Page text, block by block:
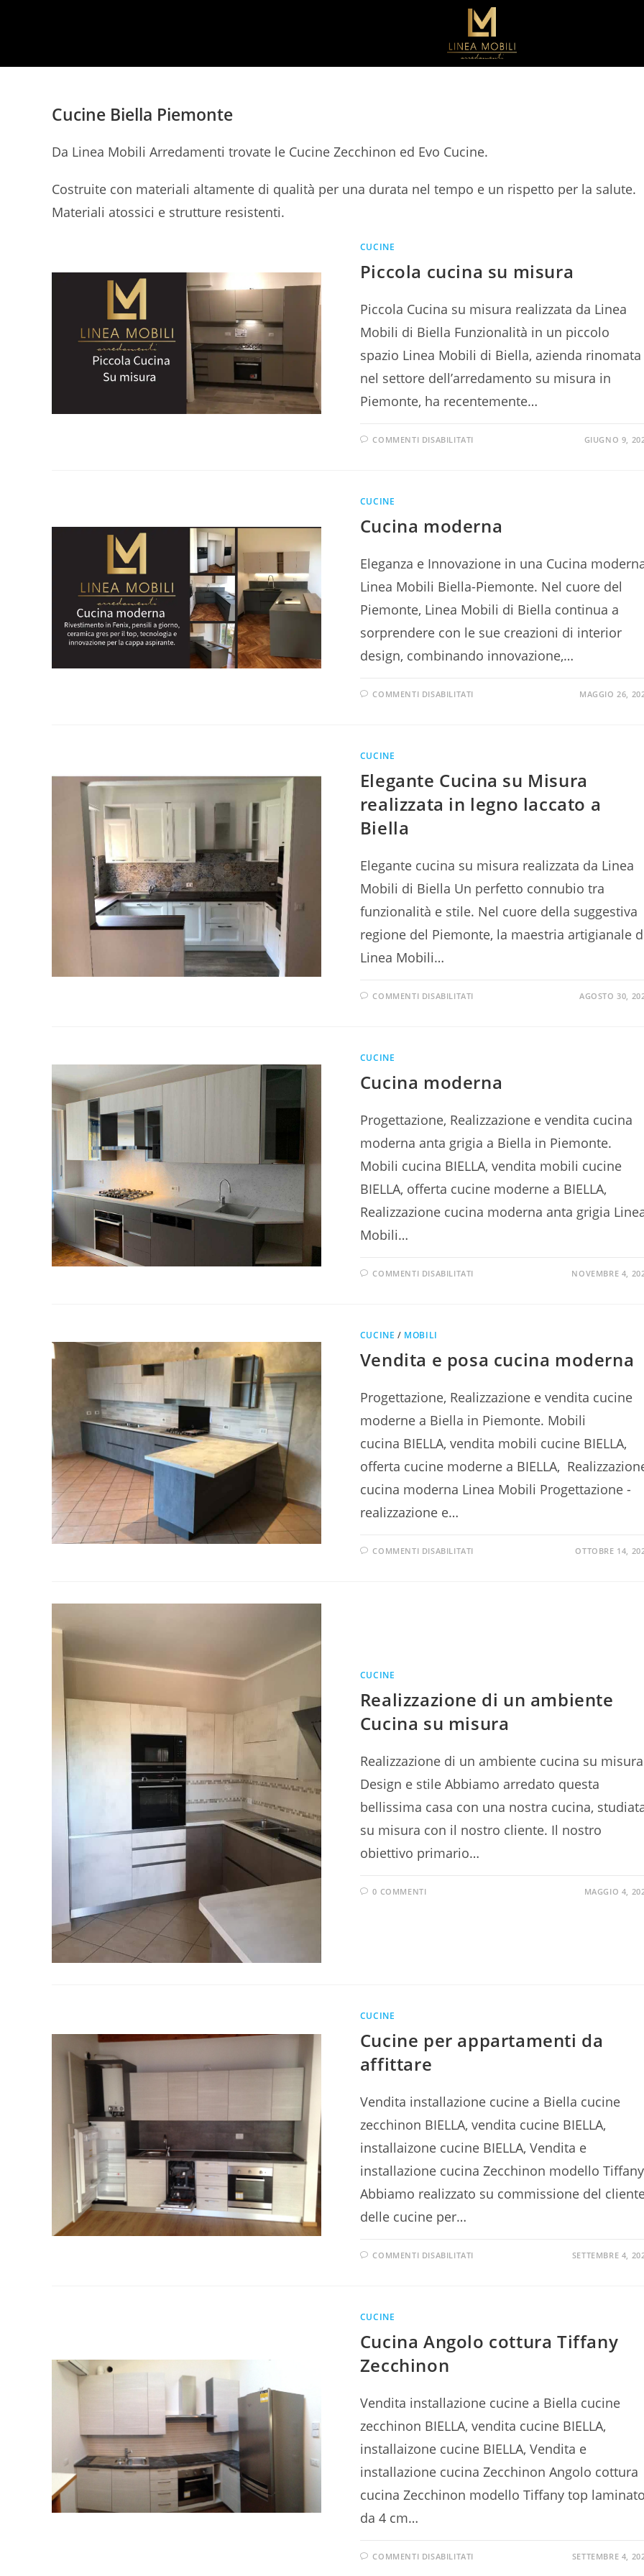
Cucine Biella Piemonte
Da Linea Mobili Arredamenti trovate le Cucine Zecchinon ed Evo Cucine.
Costruite con materiali altamente di qualità per una durata nel tempo e un rispetto per la salute.
Materiali atossici e strutture resistenti.
CUCINE
Piccola cucina su misura
Piccola Cucina su misura realizzata da Linea
Mobili di Biella Funzionalità in un piccolo
spazio Linea Mobili di Biella, azienda rinomata
nel settore dell’arredamento su misura in
Piemonte, ha recentemente…
COMMENTI DISABILITATI GIUGNO 9,
CUCINE
Cucina moderna
Eleganza e Innovazione in una Cucina
Linea Mobili Biella-Piemonte. Nel cuore del
Piemonte, Linea Mobili di Biella continua a
sorprendere con le sue creazioni di interior
design, combinando innovazione,…
COMMENTI DISABILITATI MAGGIO 26,
CUCINE
Elegante Cucina su Misura
realizzata in legno laccato a
Biella
Elegante cucina su misura realizzata da Linea
Mobili di Biella Un perfetto connubio tra
funzionalità e stile. Nel cuore della suggestiva
regione del Piemonte, la maestria artigianale
Linea Mobili…
COMMENTI DISABILITATI AGOSTO 30,
CUCINE
Cucina moderna
Progettazione, Realizzazione e vendita cucina
moderna anta grigia a Biella in Piemonte.
Mobili cucina BIELLA, vendita mobili cucine
BIELLA, offerta cucine moderne a BIELLA,
Realizzazione cucina moderna anta grigia
Mobili…
COMMENTI DISABILITATI NOVEMBRE 4,
CUCINE / MOBILI
Vendita e posa cucina moderna
Progettazione, Realizzazione e vendita cucine
moderne a Biella in Piemonte. Mobili
cucina BIELLA, vendita mobili cucine BIELLA,
offerta cucine moderne a BIELLA,
cucina moderna Linea Mobili Progettazione -
realizzazione e…
COMMENTI DISABILITATI OTTOBRE 14,
CUCINE
Realizzazione di un ambiente
Cucina su misura
Realizzazione di un ambiente cucina su misura
Design e stile Abbiamo arredato questa
bellissima casa con una nostra cucina,
su misura con il nostro cliente. Il nostro
obiettivo primario…
0 COMMENTI MAGGIO 4,
CUCINE
Cucine per appartamenti da
affittare
Vendita installazione cucine a Biella cucine
zecchinon BIELLA, vendita cucine BIELLA,
installaizone cucine BIELLA, Vendita e
installazione cucina Zecchinon modello Tiffany
Abbiamo realizzato su commissione del
delle cucine per…
COMMENTI DISABILITATI SETTEMBRE 4,
CUCINE
Cucina Angolo cottura Tiffany
Zecchinon
Vendita installazione cucine a Biella cucine
zecchinon BIELLA, vendita cucine BIELLA,
installaizone cucine BIELLA, Vendita e
installazione cucina Zecchinon Angolo cottura
cucina Zecchinon modello Tiffany top
da 4 cm…
COMMENTI DISABILITATI SETTEMBRE 4,